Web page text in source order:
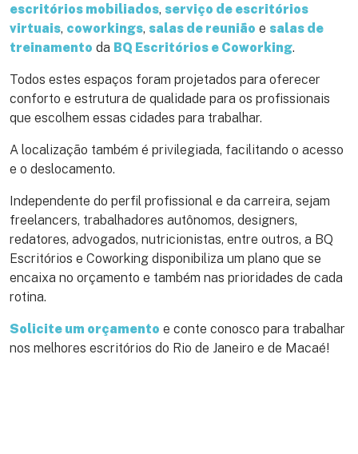
escritórios mobiliados, serviço de escritórios
virtuais, coworkings, salas de reunião e salas de
treinamento da BQ Escritórios e Coworking.
Todos estes espaços foram projetados para oferecer
conforto e estrutura de qualidade para os profissionais
que escolhem essas cidades para trabalhar.
A localização também é privilegiada, facilitando o acesso
e o deslocamento.
Independente do perfil profissional e da carreira, sejam
freelancers, trabalhadores autônomos, designers,
redatores, advogados, nutricionistas, entre outros, a BQ
Escritórios e Coworking disponibiliza um plano que se
encaixa no orçamento e também nas prioridades de cada
rotina.
Solicite um orçamento e conte conosco para trabalhar
nos melhores escritórios do Rio de Janeiro e de Macaé!